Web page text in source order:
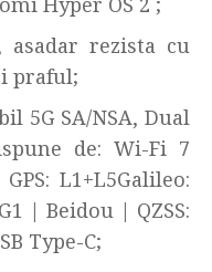
asadar rezista cu
praful;
5G SA/NSA, Dual
de: Wi-Fi 7
L1+L5Galileo:
| Beidou | QZSS:
Type-C;